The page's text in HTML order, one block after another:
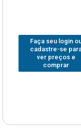
Faça seu login
cadastre-se
ver preços e
comprar